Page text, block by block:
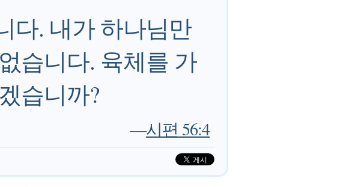
다. 내가 하나님만
습니다. 육체를 가
습니까?
—시편 56:4